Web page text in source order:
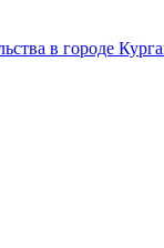
в городе